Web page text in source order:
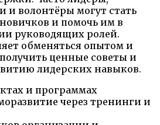
и волонтёры могут стать
и помочь им в
руководящих ролей.
обменяться опытом и
ценные советы и
лидерских навыков.
и программах
через тренинги и